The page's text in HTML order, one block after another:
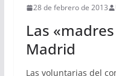
28 de febrero de 2013
Las
Madrid
Las voluntarias del